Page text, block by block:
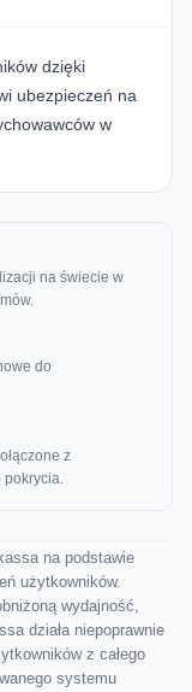
dzięki
ubezpieczeń na
w
na świecie w
do
z
pokrycia.
na podstawie
użytkowników.
wydajność,
działa niepoprawnie
z całego
systemu